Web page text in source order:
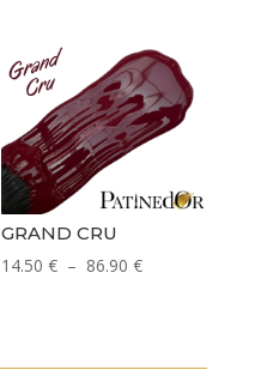
9.90 €
à
79.90 €
GRAND CRU
14.50€ – 86.90€Plage